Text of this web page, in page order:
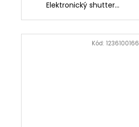
Elektronický shutter...
Kód:1236100166